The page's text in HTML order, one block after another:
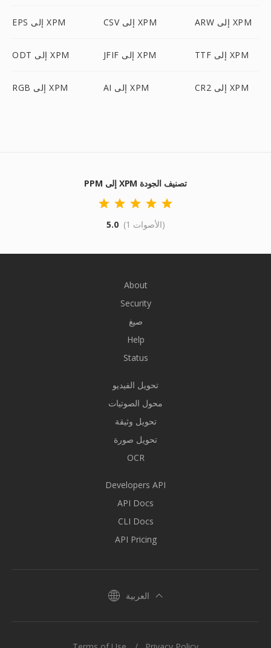
EPS إلى XPM CSV إلى XPM ARW إلى XPM
ODT إلى XPM JFIF إلى XPM TTF إلى XPM
RGB إلى XPM AI إلى XPM CR2 إلى XPM
PPM إلى XPM تصنيف الجودة
5.0 (1 الأصوات)
About
Security
صيغ
Help
Status
تحويل الفيديو
محول الصوتيات
تحويل وثيقة
تحويل صورة
OCR
Developers API
API Docs
CLI Docs
API Pricing
العربية